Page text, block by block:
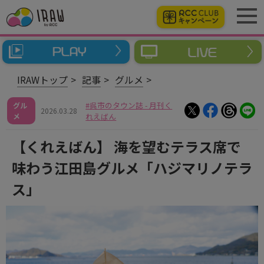
IRAWトップ 記事 グルメ
グル
メ
2026.03.28
呉市のタウン誌 - 月刊く
れえばん
【くれえばん】 海を望むテラス席で
味わう江田島グルメ「ハジマリノテラ
ス」